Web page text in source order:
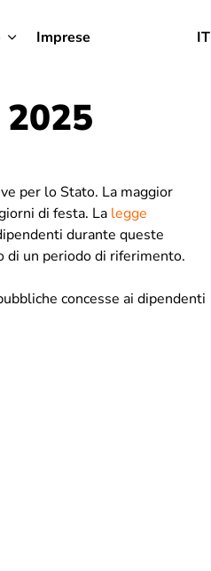
Imprese IT
per lo Stato. La maggior
di festa. La legge
durante queste
di un periodo di riferimento.
concesse ai dipendenti